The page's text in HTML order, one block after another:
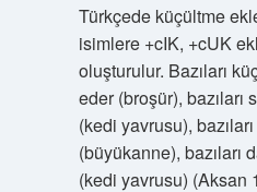
Türkçede küçültme
isimlere +cIK, +cUK
oluşturulur. Bazıları
eder (broşür), bazıları
(kedi yavrusu),
(büyükanne), bazıları
(kedi yavrusu) (Aksan